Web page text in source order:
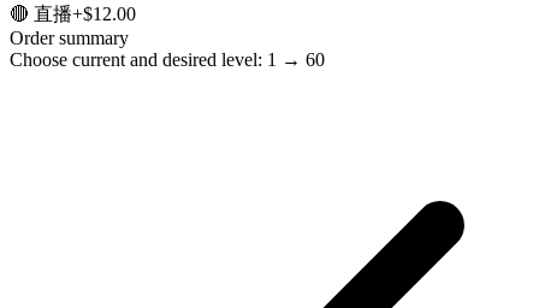
🔴 直播+$12.00
Order summary
Choose current and desired level: 1 → 60